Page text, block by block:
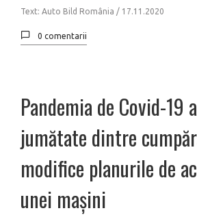
Text: Auto Bild România / 17.11.2020
0 comentarii
Pandemia de Covid-19
jumătate dintre
modifice planurile de
unei maşini